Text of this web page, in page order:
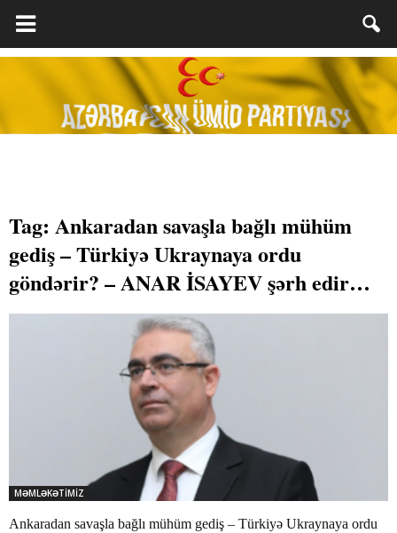
Tag: Ankaradan savaşla bağlı mühüm
gediş – Türkiyə Ukraynaya ordu
göndərir? – ANAR İSAYEV şərh edir…
MƏMLƏKƏTİMİZ
Ankaradan savaşla bağlı mühüm gediş – Türkiyə Ukraynaya ordu